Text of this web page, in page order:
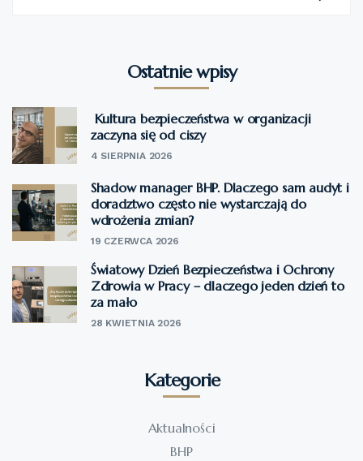
Ostatnie wpisy
Kultura bezpieczeństwa w organizacji
zaczyna się od ciszy
4 SIERPNIA 2026
Shadow manager BHP. Dlaczego sam audyt i
doradztwo często nie wystarczają do
wdrożenia zmian?
19 CZERWCA 2026
Światowy Dzień Bezpieczeństwa i Ochrony
Zdrowia w Pracy – dlaczego jeden dzień to
za mało
28 KWIETNIA 2026
Kategorie
Aktualności
BHP